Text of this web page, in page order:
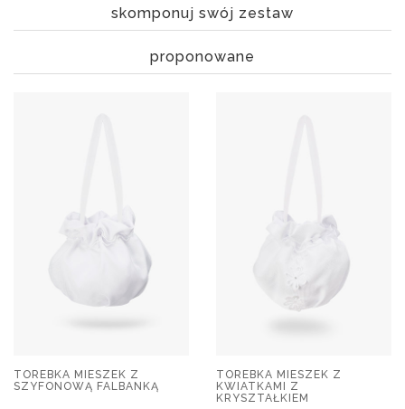
skomponuj swój zestaw
proponowane
TOREBKA MIESZEK Z
SZYFONOWĄ FALBANKĄ
TOREBKA MIESZEK Z
KWIATKAMI Z
KRYSZTAŁKIEM